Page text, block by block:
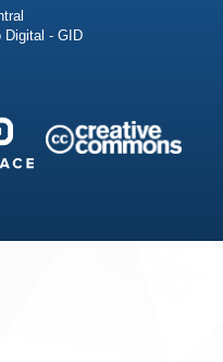
Digital - GID